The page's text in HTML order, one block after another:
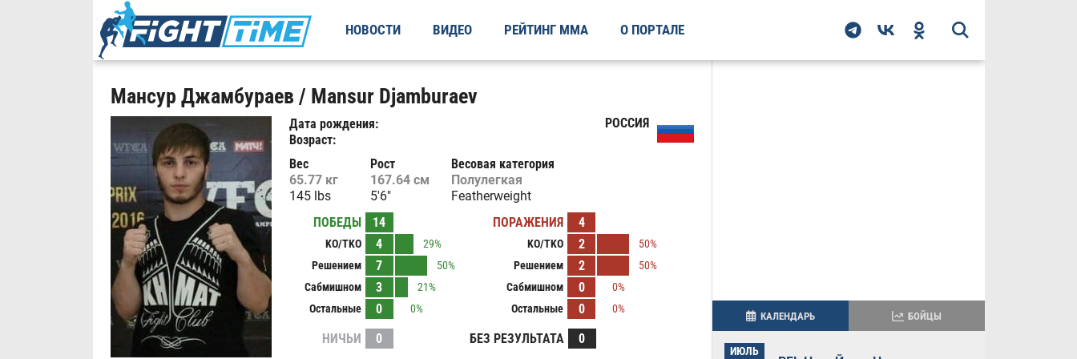
НОВОСТИ ВИДЕО РЕЙТИНГ ММА О ПОРТАЛЕ
Мансур Джамбураев / Mansur Djamburaev
Дата рождения:
Возраст:
РОССИЯ
Вес
65.77 кг
145 lbs
Рост
167.64 см
5'6"
Весовая категория
Полулегкая
Featherweight
ПОБЕДЫ
14
KO/TKO 4
29%
Решением
7
50%
Сабмишном
3
21%
Остальные
0 0%
ПОРАЖЕНИЯ 4
KO/TKO 2
50%
Решением
2
50%
Сабмишном
0
0%
Остальные
0 0%
НИЧЬИ 0 БЕЗ РЕЗУЛЬТАТА 0
КАЛЕНДАРЬ БОЙЦЫ
ИЮЛЬ